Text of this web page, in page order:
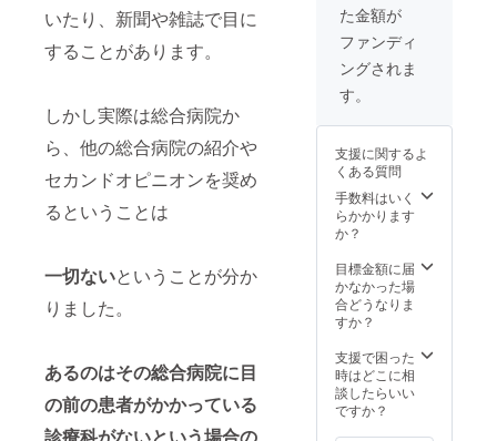
いたり、新聞や雑誌で目に
することがあります。
しかし実際は総合病院か
ら、他の総合病院の紹介や
セカンドオピニオンを奨め
るということは
一切ないということが分か
りました。
あるのはその総合病院に目
の前の患者がかかっている
診療科がないという場合の
た金額が
ファンディ
ングされま
す。
支援に関するよ
くある質問
手数料はいく
らかかります
か？
目標金額に届
かなかった場
合どうなりま
すか？
支援で困った
時はどこに相
談したらいい
ですか？